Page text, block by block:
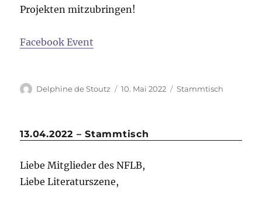
Projekten mitzubringen!
Facebook Event
Delphine de Stoutz 10. Mai 2022 Stammtisch
13.04.2022 – Stammtisch
Liebe Mitglieder des NFLB,
Liebe Literaturszene,